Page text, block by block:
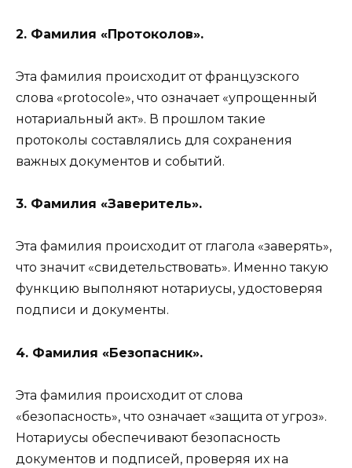
2. Фамилия «Протоколов».
Эта фамилия происходит от французского
слова «protocole», что означает «упрощенный
нотариальный акт». В прошлом такие
протоколы составлялись для сохранения
важных документов и событий.
3. Фамилия «Заверитель».
Эта фамилия происходит от глагола «заверять»,
что значит «свидетельствовать». Именно такую
функцию выполняют нотариусы, удостоверяя
подписи и документы.
4. Фамилия «Безопасник».
Эта фамилия происходит от слова
«безопасность», что означает «защита от угроз».
Нотариусы обеспечивают безопасность
документов и подписей, проверяя их на